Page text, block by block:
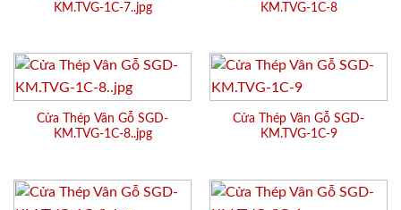
KM.TVG-1C-7..jpg
KM.TVG-1C-8
Cửa Thép Vân Gỗ SGD-
KM.TVG-1C-8..jpg
Cửa Thép Vân Gỗ SGD-
KM.TVG-1C-9